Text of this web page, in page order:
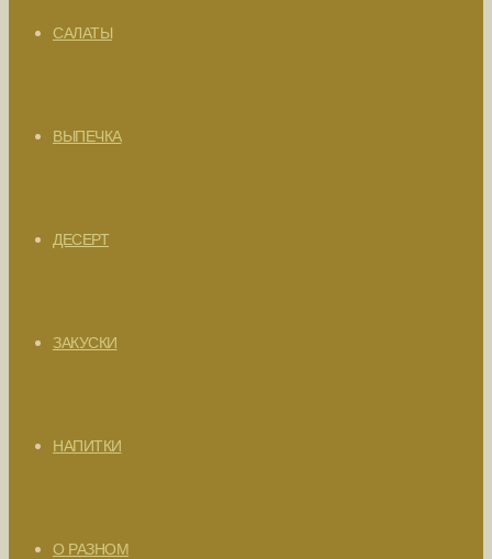
САЛАТЫ
ВЫПЕЧКА
ДЕСЕРТ
ЗАКУСКИ
НАПИТКИ
О РАЗНОМ